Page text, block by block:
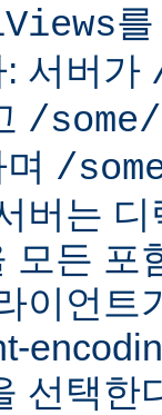
서버가
/
/
버는
모든 포
이언트
선택한